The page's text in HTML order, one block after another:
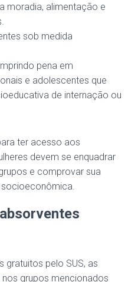
moradia, alimentação e
sob medida
pena em
e adolescentes que
de internação ou
ter acesso aos
devem se enquadrar
e comprovar sua
socioeconômica.
gratuitos pelo SUS, as
grupos mencionados